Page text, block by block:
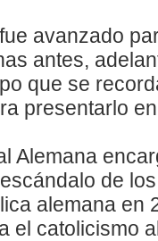
avanzado
antes,
que se
presentarlo
Alemana
de
alemana en
el catolicismo